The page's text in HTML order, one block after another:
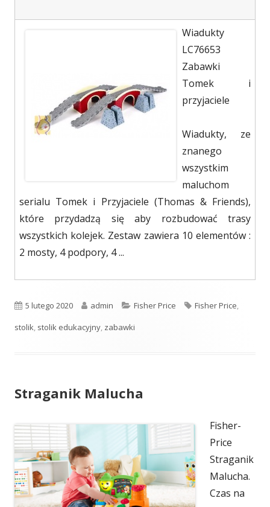
Wiadukty
LC76653
Zabawki
Tomek i
przyjaciele
Wiadukty, ze
znanego
wszystkim
maluchom
serialu Tomek i Przyjaciele (Thomas & Friends),
które przydadzą się aby rozbudować trasy
wszystkich kolejek. Zestaw zawiera 10 elementów :
2 mosty, 4 podpory, 4 ...
Opublikowano
5 lutego 2020 Autor
admin Kategorie
Fisher Price Tagi
Fisher Price,
stolik, stolik edukacyjny, zabawki
Straganik Malucha
Fisher-
Price
Straganik
Malucha.
Czas na